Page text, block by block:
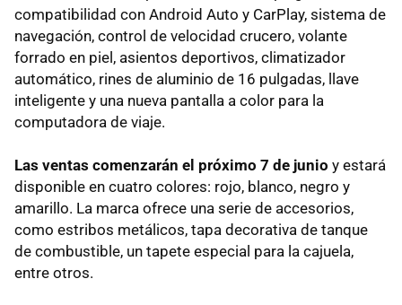
compatibilidad con Android Auto y CarPlay, sistema de
navegación, control de velocidad crucero, volante
forrado en piel, asientos deportivos, climatizador
automático, rines de aluminio de 16 pulgadas, llave
inteligente y una nueva pantalla a color para la
computadora de viaje.
Las ventas comenzarán el próximo 7 de junio y estará
disponible en cuatro colores: rojo, blanco, negro y
amarillo. La marca ofrece una serie de accesorios,
como estribos metálicos, tapa decorativa de tanque
de combustible, un tapete especial para la cajuela,
entre otros.